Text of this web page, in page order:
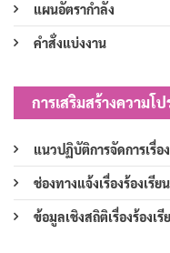
แผนอัตรากำลัง
คำสั่งแบ่งงาน
การเสริมสร้างความโป
แนวปฏิบัติการจัดการเรื่
ช่องทางแจ้งเรื่องร้องเรี
ข้อมูลเชิงสถิติเรื่องร้อง